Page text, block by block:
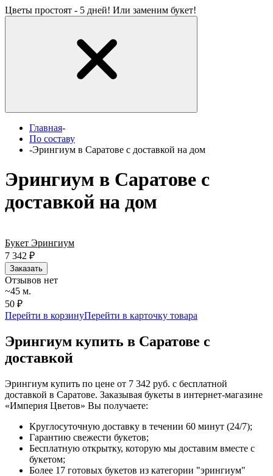
Цветы простоят - 5 дней! Или заменим букет!
Главная-
По составу
-Эрингиум в Саратове с доставкой на дом
Эрингиум в Саратове с
доставкой на дом
Букет Эрингиум
7 342 ₽
Заказать
Отзывов нет
~45 м.
50 ₽
Перейти в корзинуПерейти в карточку товара
Эрингиум купить в Саратове с
доставкой
Эрингиум купить по цене от 7 342 руб. с бесплатной
доставкой в Саратове. Заказывая букеты в интернет-магазине
«Империя Цветов» Вы получаете:
Круглосуточную доставку в течении 60 минут (24/7);
Гарантию свежести букетов;
Бесплатную открытку, которую мы доставим вместе с
букетом;
Более 17 готовых букетов из категории "эрингиум"